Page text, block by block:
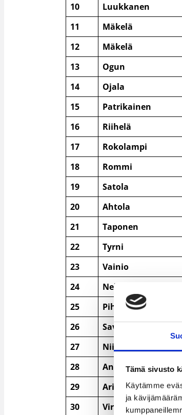
Tämä sivusto
Käytämme
ja
10
Luukkanen
11
Mäkelä
12
Mäkelä
13
Ogun
14
Ojala
15
Patrikainen
16
Riihelä
17
Rokolampi
18
Rommi
19
Satola
20
Ahtola
21
Taponen
22
Tyrni
23
Vainio
24
Nelskylä
25
Pihamaa
26
Savela
27
Niinistö
28
Anttila
29
Arial
30
Virtanen